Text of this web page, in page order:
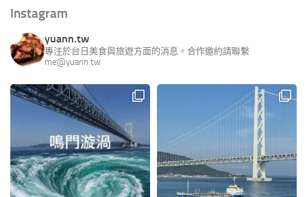
Instagram
yuann.tw
專注於台日美食與旅遊方面的消息。合作邀約請聯繫
me@yuann.tw